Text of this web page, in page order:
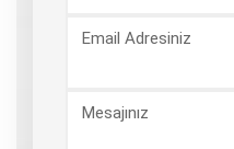
Email Adresiniz
Mesajınız